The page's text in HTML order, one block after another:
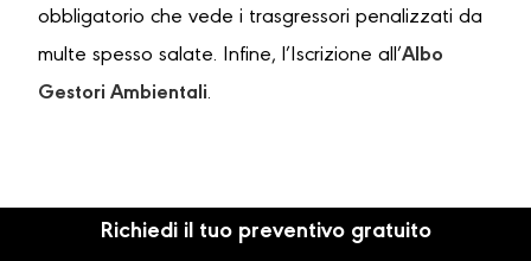
obbligatorio che vede i trasgressori penalizzati da
multe spesso salate. Infine, l’Iscrizione all’Albo
Gestori Ambientali.
Richiedi il tuo preventivo gratuito